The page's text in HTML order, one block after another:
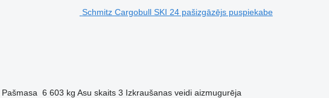
Schmitz Cargobull SKI 24 pašizgāzējs puspiekabe
Pašmasa 6 603 kg Asu skaits 3 Izkraušanas veidi aizmugurēja